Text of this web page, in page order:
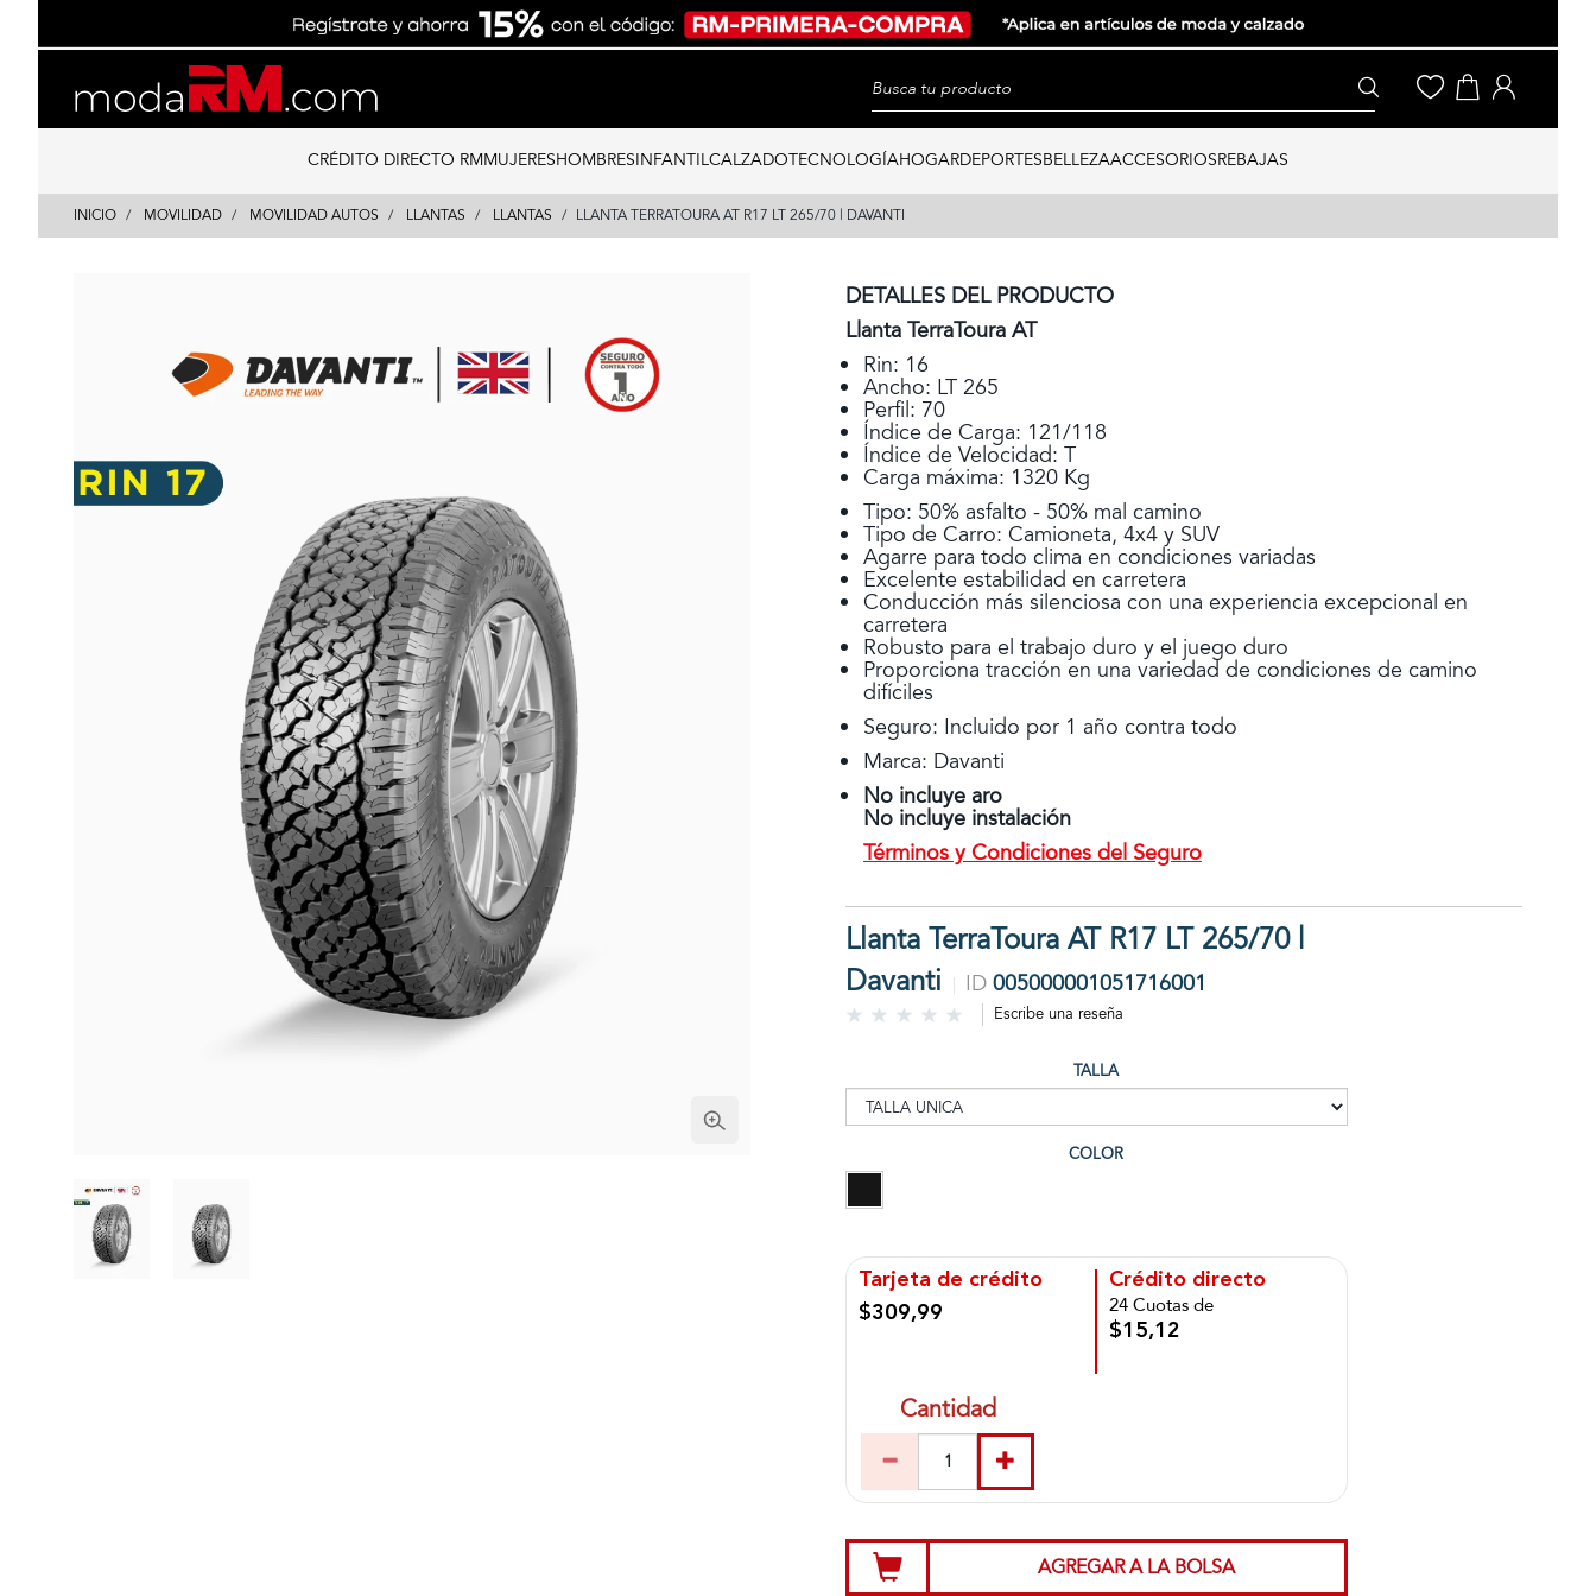
content
navigation
CRÉDITO DIRECTO RMMUJERESHOMBRESINFANTILCALZADOTECNOLOGÍAHOGARDEPORTESBELLEZAACCESORIOSREBAJAS
INICIO MOVILIDAD MOVILIDAD AUTOS LLANTAS LLANTAS LLANTA TERRATOURA AT R17 LT 265/70 | DAVANTI
DETALLES DEL PRODUCTO
Llanta TerraToura AT
Rin: 16
Ancho: LT 265
Perfil: 70
Índice de Carga: 121/118
Índice de Velocidad: T
Carga máxima: 1320 Kg
Tipo: 50% asfalto - 50% mal camino
Tipo de Carro: Camioneta, 4x4 y SUV
Agarre para todo clima en condiciones variadas
Excelente estabilidad en carretera
Conducción más silenciosa con una experiencia excepcional en
carretera
Robusto para el trabajo duro y el juego duro
Proporciona tracción en una variedad de condiciones de camino
difíciles
Seguro: Incluido por 1 año contra todo
Marca: Davanti
No incluye aro
No incluye instalación
Términos y Condiciones del Seguro
Llanta TerraToura AT R17 LT 265/70 |
Davanti
ID 005000001051716001
Escribe una reseña
TALLA
COLOR
Tarjeta de crédito
$309,99
Crédito directo
24 Cuotas de
$15,12
Cantidad
AGREGAR A LA BOLSA